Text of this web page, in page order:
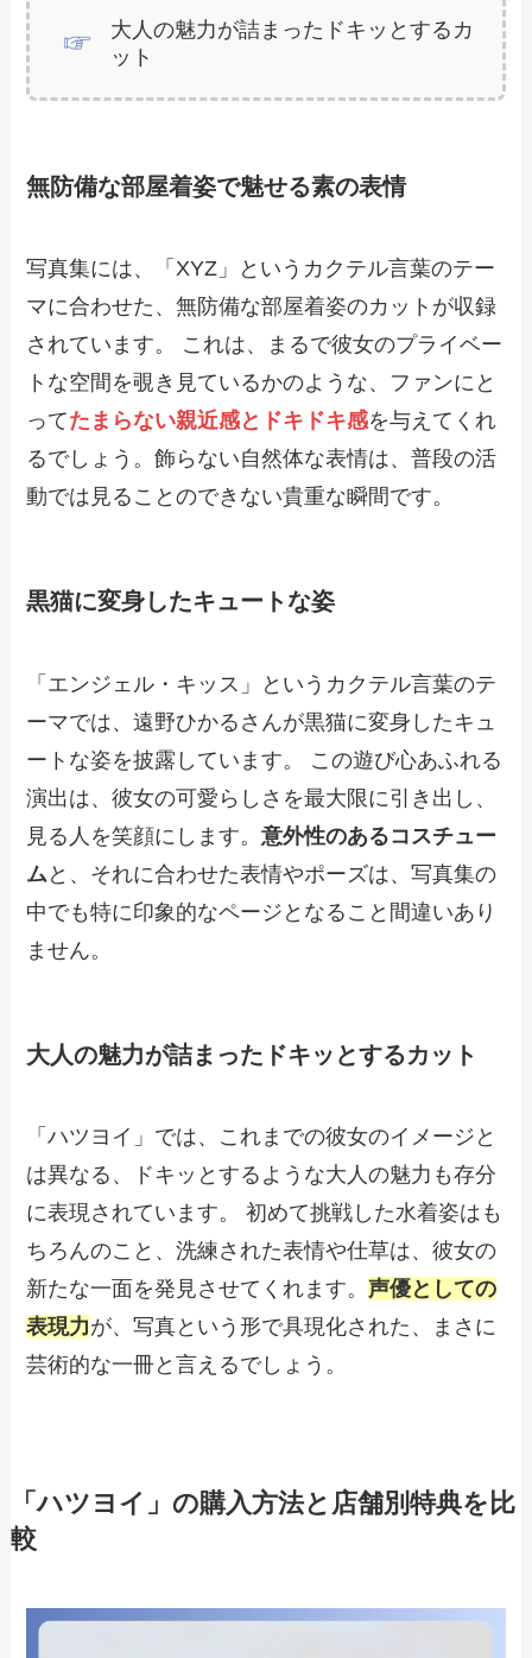
大人の魅力が詰まったドキッとするカ
ット
無防備な部屋着姿で魅せる素の表情
写真集には、「XYZ」というカクテル言葉のテー
マに合わせた、無防備な部屋着姿のカットが収録
されています。 これは、まるで彼女のプライベー
トな空間を覗き見ているかのような、ファンにと
ってたまらない親近感とドキドキ感を与えてくれ
るでしょう。飾らない自然体な表情は、普段の活
動では見ることのできない貴重な瞬間です。
黒猫に変身したキュートな姿
「エンジェル・キッス」というカクテル言葉のテ
ーマでは、遠野ひかるさんが黒猫に変身したキュ
ートな姿を披露しています。 この遊び心あふれる
演出は、彼女の可愛らしさを最大限に引き出し、
見る人を笑顔にします。意外性のあるコスチュー
ム と、それに合わせた表情やポーズは、写真集の
中でも特に印象的なページとなること間違いあり
ません。
大人の魅力が詰まったドキッとするカット
「ハツヨイ」では、これまでの彼女のイメージと
は異なる、ドキッとするような大人の魅力も存分
に表現されています。 初めて挑戦した水着姿はも
ちろんのこと、洗練された表情や仕草は、彼女の
新たな一面を発見させてくれます。声優としての
表現力が、写真という形で具現化された、まさに
芸術的な一冊と言えるでしょう。
「ハツヨイ」の購入方法と店舗別特典を比
較